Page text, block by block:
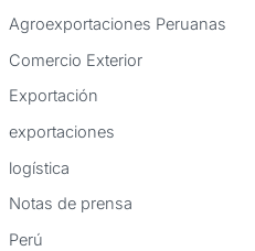
Agroexportaciones Peruanas
Comercio Exterior
Exportación
exportaciones
logística
Notas de prensa
Perú